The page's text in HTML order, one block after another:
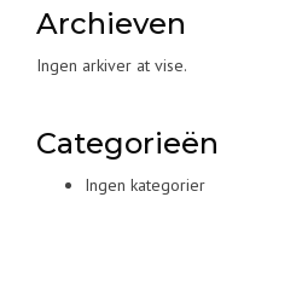
Archieven
Ingen arkiver at vise.
Categorieën
Ingen kategorier